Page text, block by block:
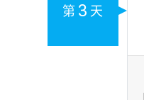
第 3 天